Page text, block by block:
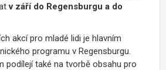
v září do Regensburgu a do
akcí pro mladé lidi je hlavním
programu v Regensburgu.
podílejí také na tvorbě obsahu pro